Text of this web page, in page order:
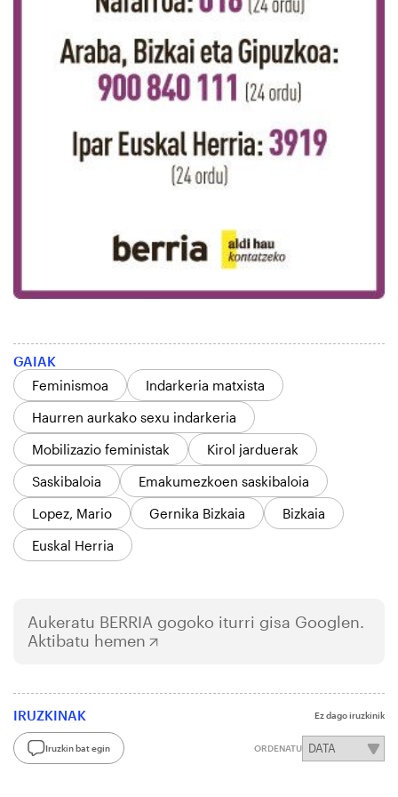
GAIAK
Feminismoa
Indarkeria matxista
Haurren aurkako sexu indarkeria
Mobilizazio feministak
Kirol jarduerak
Saskibaloia
Emakumezkoen saskibaloia
Lopez, Mario
Gernika Bizkaia
Bizkaia
Euskal Herria
Aukeratu BERRIA gogoko iturri gisa Googlen.
Aktibatu hemen
IRUZKINAK Ez dago iruzkinik
Iruzkin bat egin ORDENATU